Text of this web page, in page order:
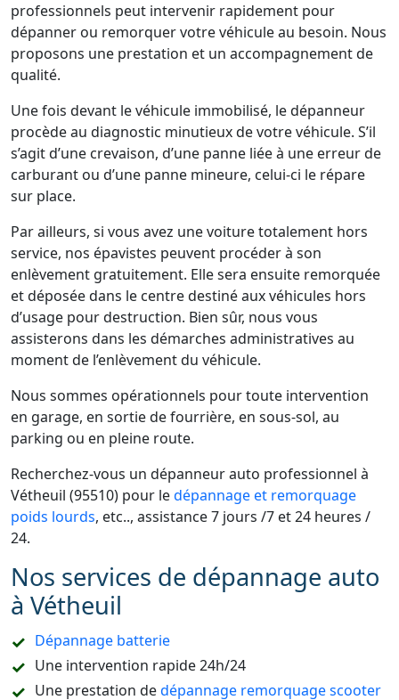
professionnels peut intervenir rapidement pour
dépanner ou remorquer votre véhicule au besoin. Nous
proposons une prestation et un accompagnement de
qualité.
Une fois devant le véhicule immobilisé, le dépanneur
procède au diagnostic minutieux de votre véhicule. S’il
s’agit d’une crevaison, d’une panne liée à une erreur de
carburant ou d’une panne mineure, celui-ci le répare
sur place.
Par ailleurs, si vous avez une voiture totalement hors
service, nos épavistes peuvent procéder à son
enlèvement gratuitement. Elle sera ensuite remorquée
et déposée dans le centre destiné aux véhicules hors
d’usage pour destruction. Bien sûr, nous vous
assisterons dans les démarches administratives au
moment de l’enlèvement du véhicule.
Nous sommes opérationnels pour toute intervention
en garage, en sortie de fourrière, en sous-sol, au
parking ou en pleine route.
Recherchez-vous un dépanneur auto professionnel à
Vétheuil (95510) pour ledépannage et remorquage
poids lourds, etc.., assistance 7 jours /7 et 24 heures /
24.
Nos services de dépannage auto
à Vétheuil
Dépannage batterie
Une intervention rapide 24h/24
Une prestation dedépannage remorquage scooter